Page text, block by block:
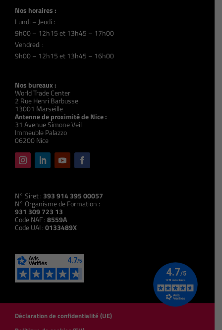
Nos horaires :
Lundi – Jeudi :
9h00 – 12h15 et 13h45 – 17h00
Vendredi :
9h00 – 12h15 et 13h45 – 16h00
Nos bureaux :
World Trade Center
2 Rue Henri Barbusse
13001 Marseille
Antenne de proximité de Nice :
31 Avenue Simone Veil
Immeuble Palazzo
06200 Nice
N° Siret : 393 914 395 00057
N° Organisme de Formation :
931 309 723 13
Code NAF :8559A
Code UAI :0133489X
Déclaration de confidentialité (UE)